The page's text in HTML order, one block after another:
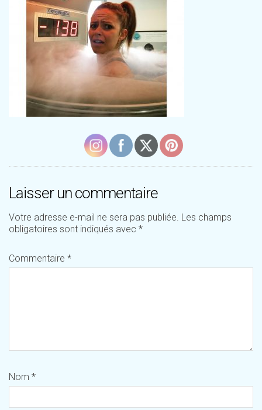
Laisser un commentaire
Votre adresse e-mail ne sera pas publiée. Les champs
obligatoires sont indiqués avec *
Commentaire *
Nom *